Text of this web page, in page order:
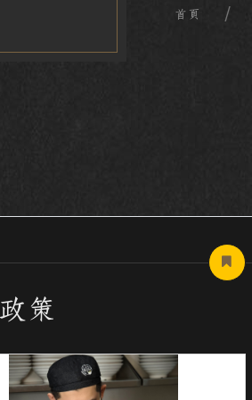
首頁
策